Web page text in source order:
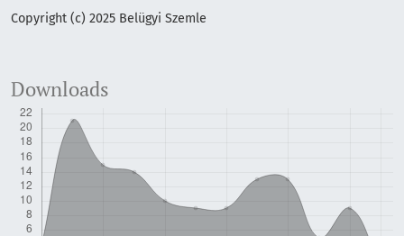
Copyright (c) 2025 Belügyi Szemle
Downloads